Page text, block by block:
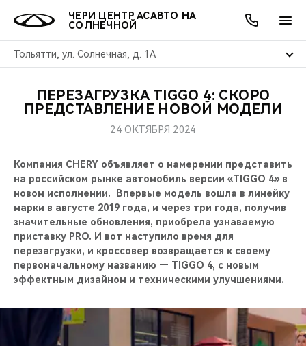
ЧЕРИ ЦЕНТР АСАВТО НА
СОЛНЕЧНОЙ
Тольятти, ул. Солнечная, д. 1А
МОДЕЛИ
КРОССОВЕРЫ
СЕДАНЫ
НОВИНКИ
ПОКУПАТЕЛЯМ
КРЕДИТ И СТРАХОВАНИЕ
ВЛАДЕЛЬЦАМ
ЗАПЧАСТИ И АКСЕССУАРЫ
ПОДДЕРЖКА
CHERY CONNECT
МИР CHERY
О БРЕНДЕ
CHERY В СОЦСЕТЯХ
ЛЮДИ CHERY
БЛАГОТВОРИТЕЛЬНОСТЬ
CHERY REMOTE
CHERY И СПОРТ
АКЦИИ
ОНЛАЙН СЕРВИСЫ
КРЕДИТ
О КОМПАНИИ
МЫ В СОЦСЕТЯХ
ПЕРЕЗАГРУЗКА TIGGO 4: СКОРО
ПРЕДСТАВЛЕНИЕ НОВОЙ МОДЕЛИ
24 ОКТЯБРЯ 2024
Компания CHERY объявляет о намерении представить
на российском рынке автомобиль версии «TIGGO 4» в
новом исполнении. Впервые модель вошла в линейку
марки в августе 2019 года, и через три года, получив
значительные обновления, приобрела узнаваемую
приставку PRO. И вот наступило время для
перезагрузки, и кроссовер возвращается к своему
первоначальному названию — TIGGO 4, с новым
эффектным дизайном и техническими улучшениями.